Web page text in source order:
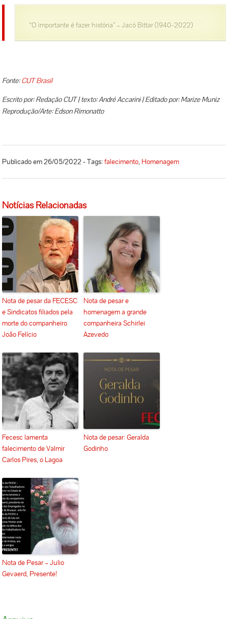
“O importante é fazer história” – Jacó Bittar (1940-2022)
Fonte:CUT Brasil
Escrito por: Redação CUT | texto: André Accarini | Editado por: Marize Muniz
Reprodução/Arte: Edson Rimonatto
Publicado em 26/05/2022 - Tags:falecimento, Homenagem
Notícias Relacionadas
Nota de pesar da FECESC
e Sindicatos filiados pela
morte do companheiro
João Felício
Nota de pesar e
homenagem a grande
companheira Schirlei
Azevedo
Fecesc lamenta
falecimento de Valmir
Carlos Pires, o Lagoa
Nota de pesar: Geralda
Godinho
Nota de Pesar – Julio
Gevaerd, Presente!